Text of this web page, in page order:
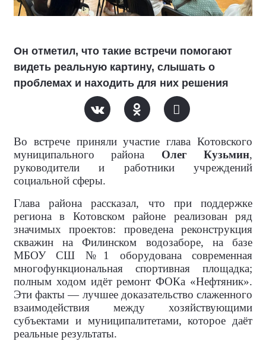
Он отметил, что такие встречи помогают
видеть реальную картину, слышать о
проблемах и находить для них решения
Во встрече приняли участие глава Котовского
муниципального района Олег Кузьмин,
руководители и работники учреждений
социальной сферы.
Глава района рассказал, что при поддержке
региона в Котовском районе реализован ряд
значимых проектов: проведена реконструкция
скважин на Филинском водозаборе, на базе
МБОУ СШ №1 оборудована современная
многофункциональная спортивная площадка;
полным ходом идёт ремонт ФОКа «Нефтяник».
Эти факты — лучшее доказательство слаженного
взаимодействия между хозяйствующими
субъектами и муниципалитетами, которое даёт
реальные результаты.